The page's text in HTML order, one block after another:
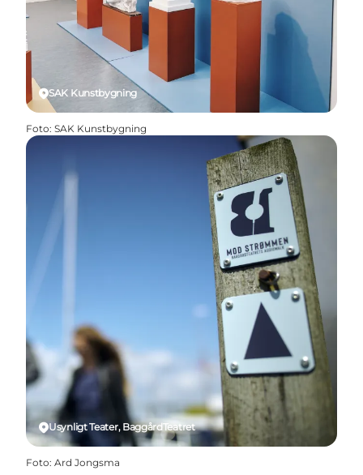
SAK Kunstbygning
Foto: SAK Kunstbygning
Usynligt Teater, BaggårdTeatret
Foto: Ard Jongsma